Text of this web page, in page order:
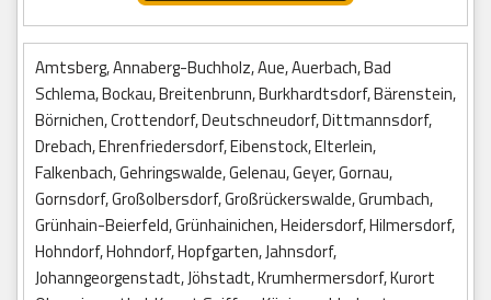
Amtsberg, Annaberg-Buchholz, Aue, Auerbach, Bad
Schlema, Bockau, Breitenbrunn, Burkhardtsdorf, Bärenstein,
Börnichen, Crottendorf, Deutschneudorf, Dittmannsdorf,
Drebach, Ehrenfriedersdorf, Eibenstock, Elterlein,
Falkenbach, Gehringswalde, Gelenau, Geyer, Gornau,
Gornsdorf, Großolbersdorf, Großrückerswalde, Grumbach,
Grünhain-Beierfeld, Grünhainichen, Heidersdorf, Hilmersdorf,
Hohndorf, Hohndorf, Hopfgarten, Jahnsdorf,
Johanngeorgenstadt, Jöhstadt, Krumhermersdorf, Kurort